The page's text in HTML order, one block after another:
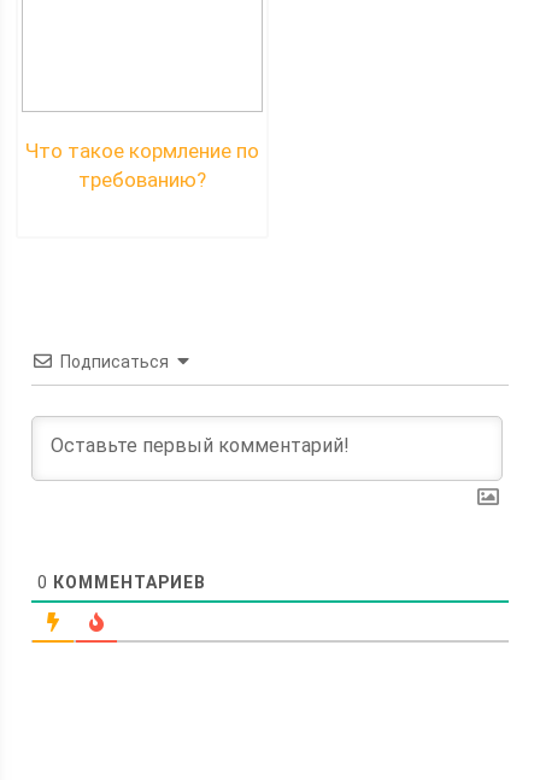
Что такое кормление по
требованию?
Подписаться
0 КОММЕНТАРИЕВ